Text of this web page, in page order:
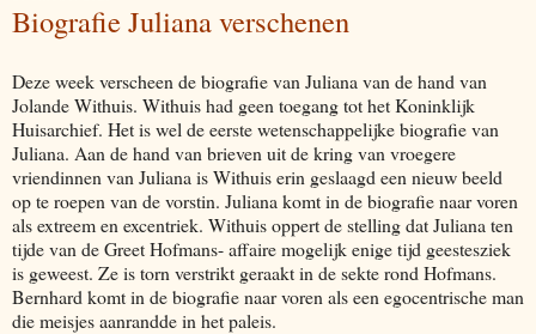
Biografie Juliana verschenen
Deze week verscheen de biografie van Juliana van de hand van
Jolande Withuis. Withuis had geen toegang tot het Koninklijk
Huisarchief. Het is wel de eerste wetenschappelijke biografie van
Juliana. Aan de hand van brieven uit de kring van vroegere
vriendinnen van Juliana is Withuis erin geslaagd een nieuw beeld
op te roepen van de vorstin. Juliana komt in de biografie naar voren
als extreem en excentriek. Withuis oppert de stelling dat Juliana ten
tijde van de Greet Hofmans- affaire mogelijk enige tijd geestesziek
is geweest. Ze is torn verstrikt geraakt in de sekte rond Hofmans.
Bernhard komt in de biografie naar voren als een egocentrische man
die meisjes aanrandde in het paleis.